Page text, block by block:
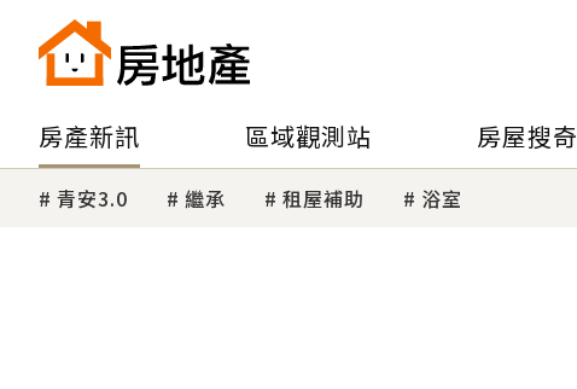
房產新訊 區域觀測站 房屋搜奇
青安3.0 繼承 租屋補助 浴室